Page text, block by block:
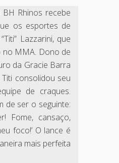
Rhinos recebe
os esportes de
Lazzarini, que
no MMA. Dono de
da Gracie Barra
consolidou seu
de craques.
de ser o seguinte:
Fome, cansaço,
foco!’ O lance é
mais perfeita